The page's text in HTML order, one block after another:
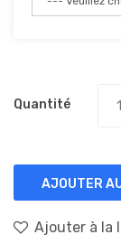
Quantité
AJOUTER
Ajouter à la